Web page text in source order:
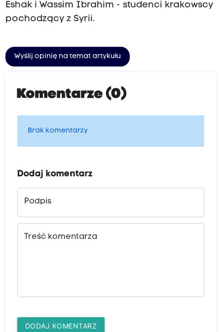
Eshak i Wassim Ibrahim - studenci krakowscy
pochodzący z Syrii.
Wyślij opinię na temat artykułu
Komentarze (0)
Brak komentarzy
Dodaj komentarz
Podpis
Treść komentarza
DODAJ KOMENTARZ